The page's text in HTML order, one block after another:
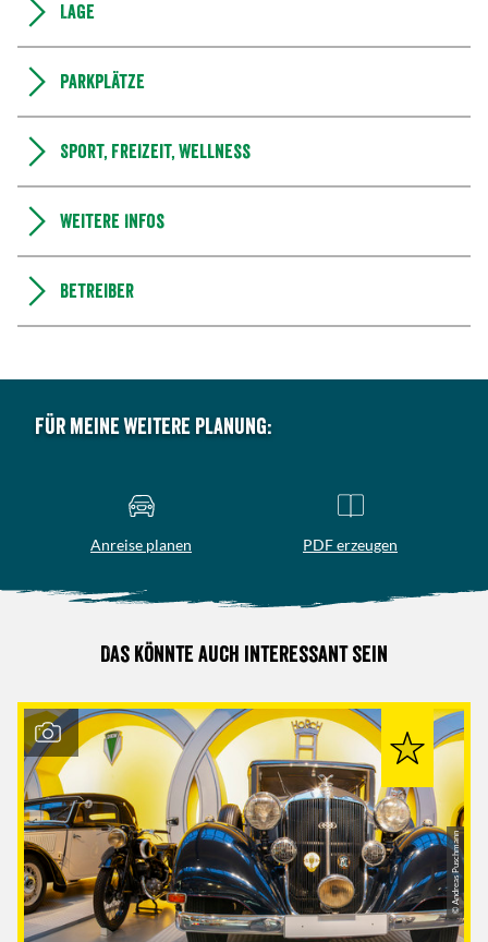
Lage
Parkplätze
Sport, Freizeit, Wellness
Weitere Infos
Betreiber
Für meine weitere Planung:
Anreise planen PDF erzeugen
Das könnte auch interessant sein
© Andreas Puschmann